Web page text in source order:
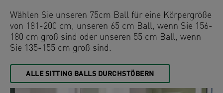
Wählen Sie unseren 75cm Ball für eine Körpergröße
von 181-200 cm, unseren 65 cm Ball, wenn Sie 156-
180 cm groß sind oder unseren 55 cm Ball, wenn
Sie 135-155 cm groß sind.
ALLE SITTING BALLS DURCHSTÖBERN